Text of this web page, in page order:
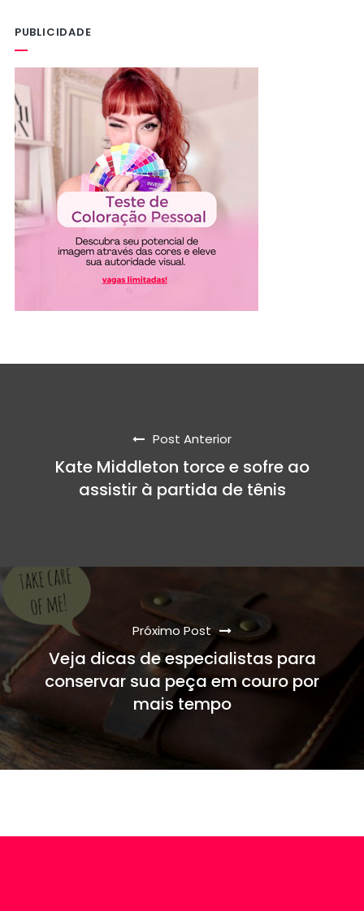
PUBLICIDADE
Post Anterior
Kate Middleton torce e sofre ao
assistir à partida de tênis
Próximo Post
Veja dicas de especialistas para
conservar sua peça em couro por
mais tempo